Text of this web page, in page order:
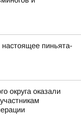
пиньята-
округа оказали